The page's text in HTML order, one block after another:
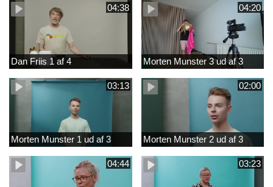
04:38
Dan Friis 1 af 4
04:20
Morten Munster 3 ud af 3
03:13
Morten Munster 1 ud af 3
02:00
Morten Munster 2 ud af 3
04:44 03:23